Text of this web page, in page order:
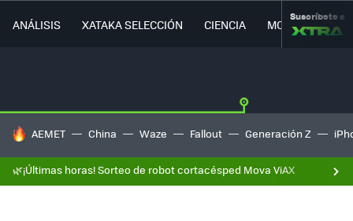
ANÁLISIS XATAKA SELECCIÓN CIENCIA MOVILIDAD
Suscríbete a
HOY SE HABLA DE
AEMET China Waze Fallout Generación Z
🌿¡Últimas horas! Sorteo de robot cortacésped Mova ViAX